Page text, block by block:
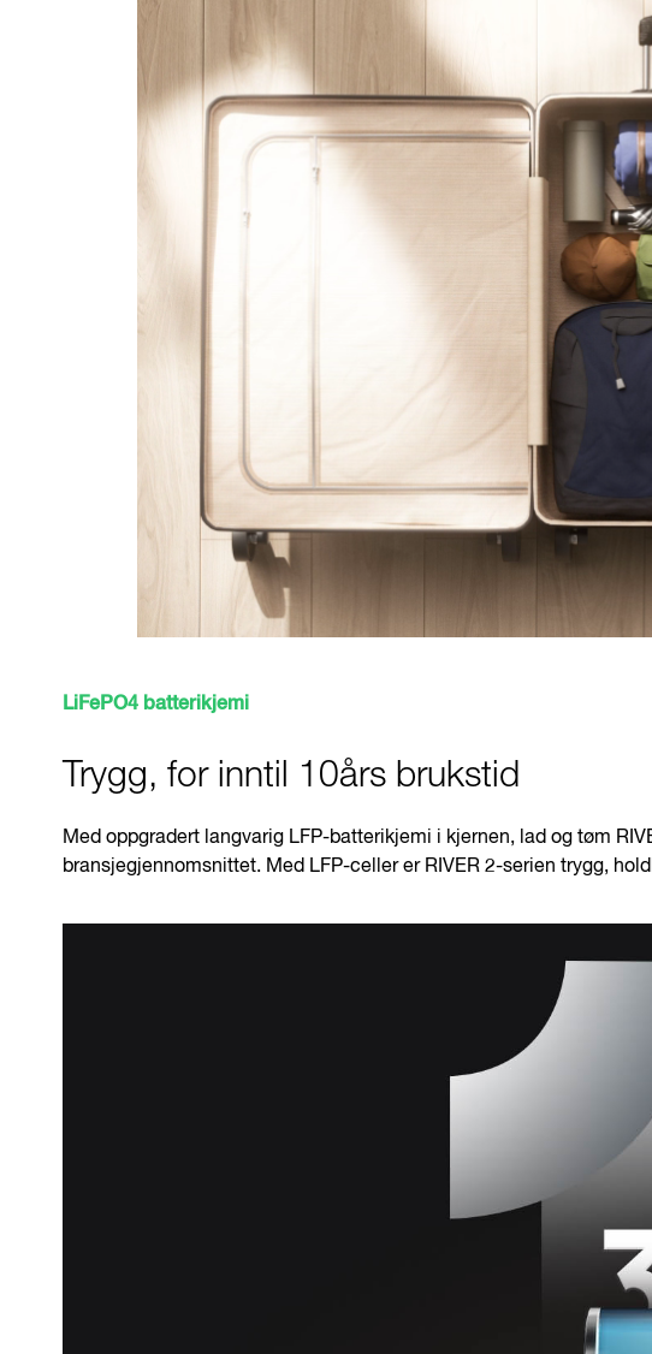
LiFePO4 batterikjemi
Trygg, for inntil 10års brukstid
Med oppgradert langvarig LFP-batterikjemi i kjernen, lad og tøm
bransjegjennomsnittet. Med LFP-celler er RIVER 2-serien trygg,